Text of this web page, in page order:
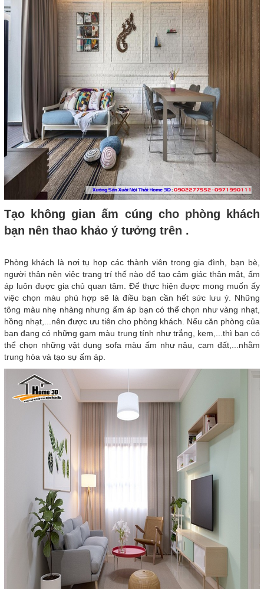
Tạo không gian ấm cúng cho phòng khách
bạn nên thao khảo ý tưởng trên .
Phòng khách là nơi tụ họp các thành viên trong gia đình, bạn bè,
người thân nên việc trang trí thế nào để tạo cảm giác thân mật, ấm
áp luôn được gia chủ quan tâm. Để thực hiện được mong muốn ấy
việc chọn màu phù hợp sẽ là điều bạn cần hết sức lưu ý. Những
tông màu nhẹ nhàng nhưng ấm áp bạn có thể chọn như vàng nhạt,
hồng nhạt,...nên được ưu tiên cho phòng khách. Nếu căn phòng của
bạn đang có những gam màu trung tính như trắng, kem,...thì bạn có
thể chọn những vật dụng sofa màu ấm như nâu, cam đất,...nhằm
trung hòa và tạo sự ấm áp.